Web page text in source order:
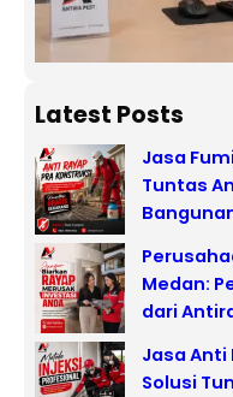
Latest Posts
Jasa
Tuntas
Medan:
dari
Jasa Anti
Solusi